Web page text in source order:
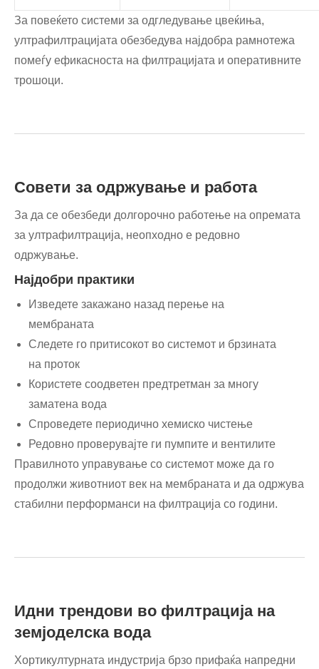
За повеќето системи за одгледување цвеќиња,
ултрафилтрацијата обезбедува најдобра рамнотежа
помеѓу ефикасноста на филтрацијата и оперативните
трошоци.
Совети за одржување и работа
За да се обезбеди долгорочно работење на опремата
за ултрафилтрација, неопходно е редовно
одржување.
Најдобри практики
Изведете закажано назад перење на
мембраната
Следете го притисокот во системот и брзината
на проток
Користете соодветен предтретман за многу
заматена вода
Спроведете периодично хемиско чистење
Редовно проверувајте ги пумпите и вентилите
Правилното управување со системот може да го
продолжи животниот век на мембраната и да одржува
стабилни перформанси на филтрација со години.
Идни трендови во филтрација на
земјоделска вода
Хортикултурната индустрија брзо прифаќа напредни